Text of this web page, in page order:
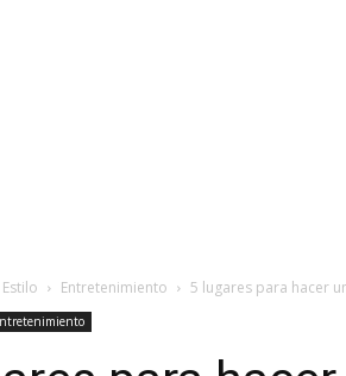
Entretenimiento 5 lugares para hacer